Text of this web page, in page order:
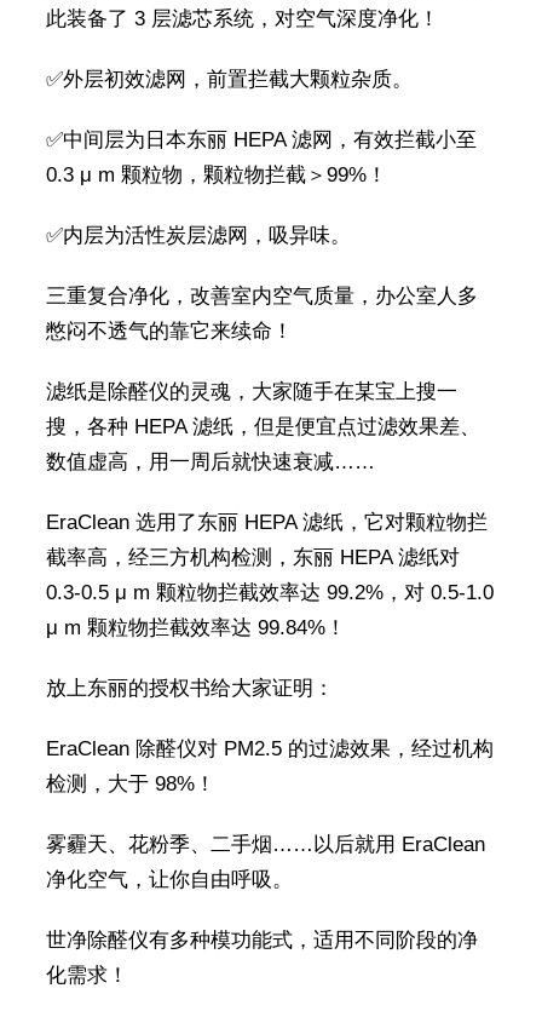
此装备了 3 层滤芯系统，对空气深度净化！
✅外层初效滤网，前置拦截大颗粒杂质。
✅中间层为日本东丽 HEPA 滤网，有效拦截小至
0.3 μ m 颗粒物，颗粒物拦截＞99%！
✅内层为活性炭层滤网，吸异味。
三重复合净化，改善室内空气质量，办公室人多
憋闷不透气的靠它来续命！
滤纸是除醛仪的灵魂，大家随手在某宝上搜一
搜，各种 HEPA 滤纸，但是便宜点过滤效果差、
数值虚高，用一周后就快速衰减……
EraClean 选用了东丽 HEPA 滤纸，它对颗粒物拦
截率高，经三方机构检测，东丽 HEPA 滤纸对
0.3-0.5 μ m 颗粒物拦截效率达 99.2%，对 0.5-1.0
μ m 颗粒物拦截效率达 99.84%！
放上东丽的授权书给大家证明：
EraClean 除醛仪对 PM2.5 的过滤效果，经过机构
检测，大于 98%！
雾霾天、花粉季、二手烟……以后就用 EraClean
净化空气，让你自由呼吸。
世净除醛仪有多种模功能式，适用不同阶段的净
化需求！